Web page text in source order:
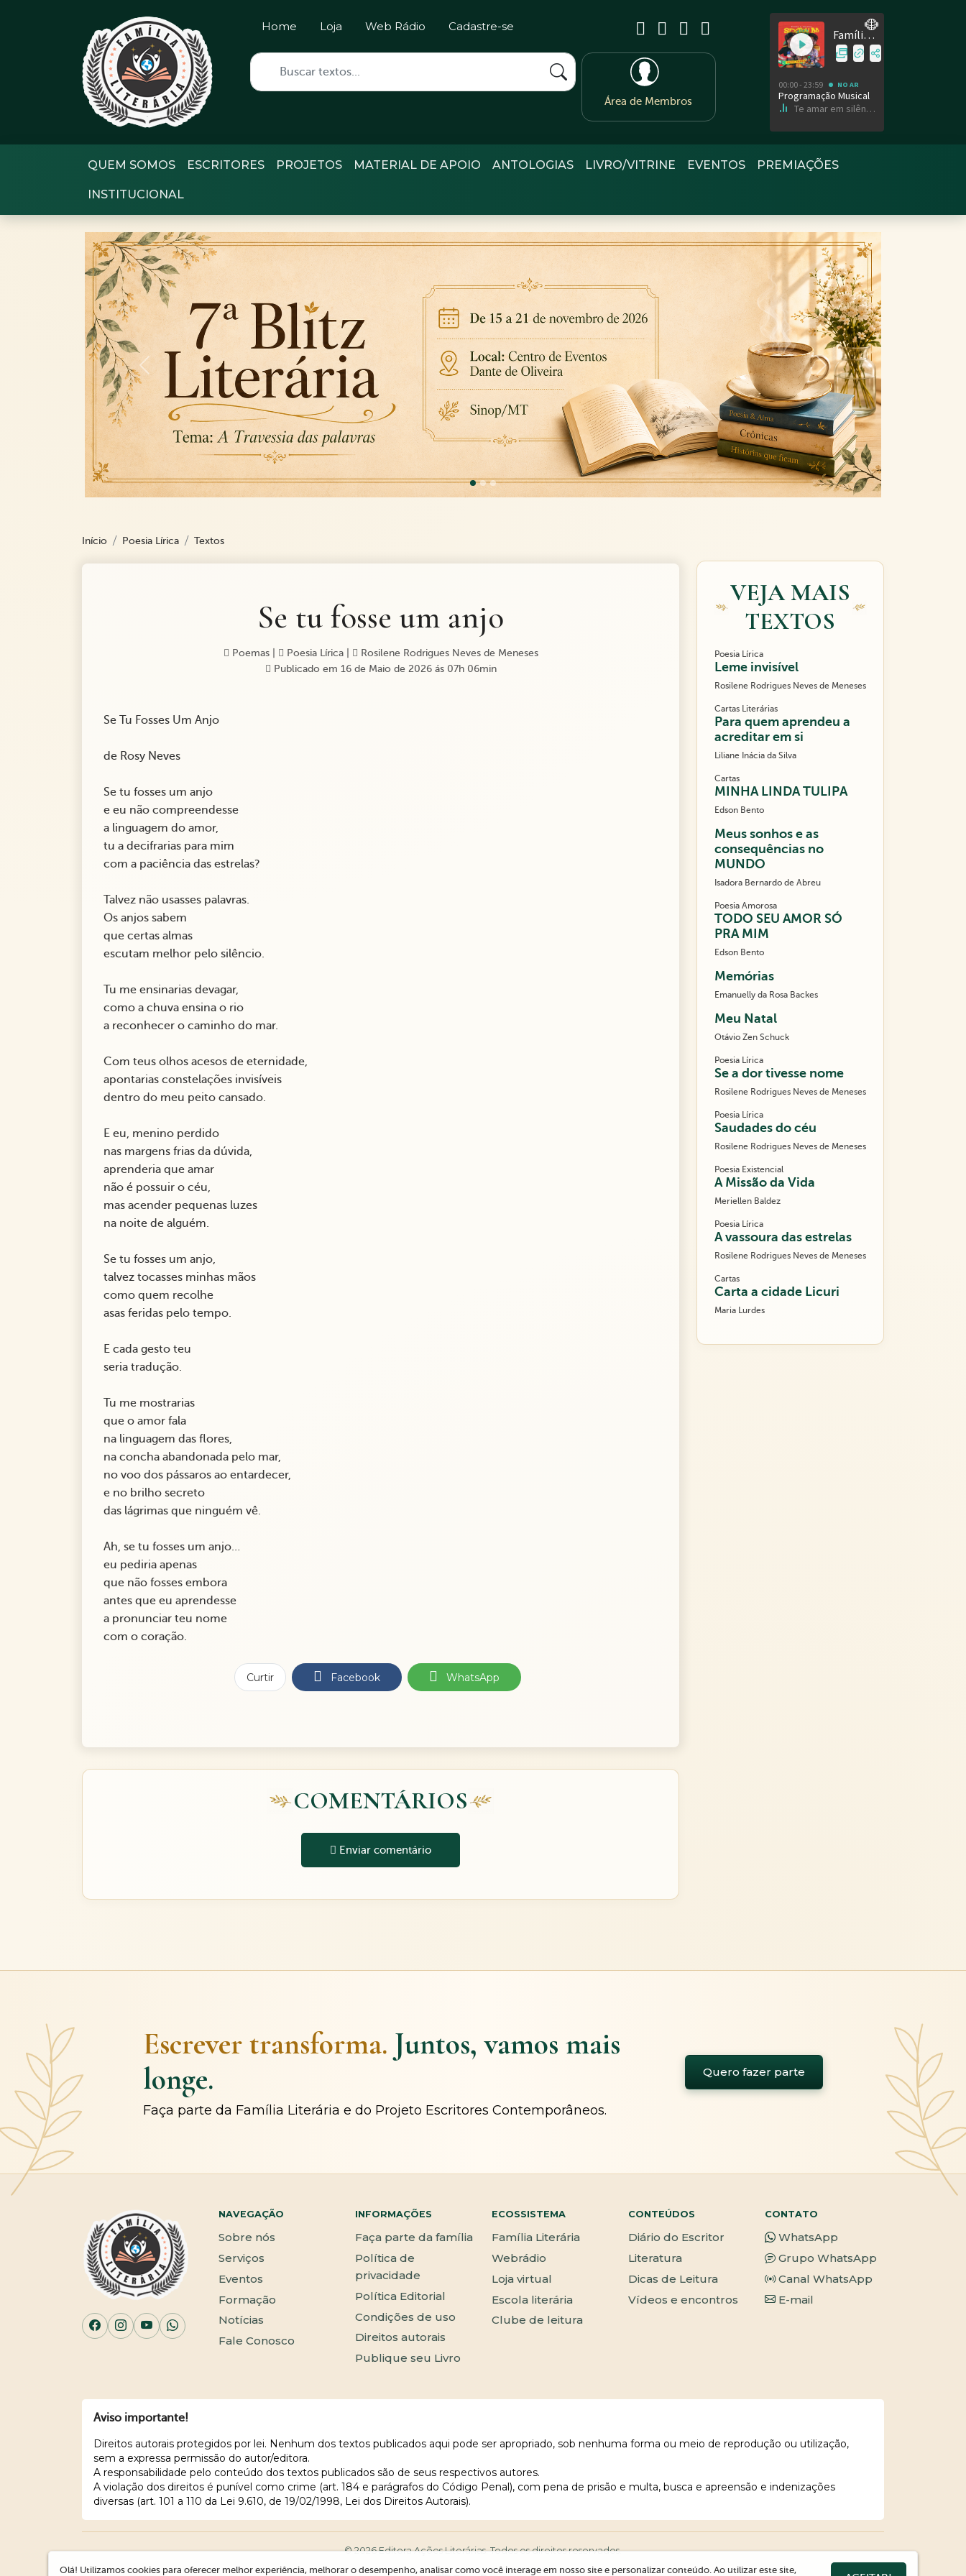
Home Loja Web Rádio Cadastre-se
Área de Membros
QUEM SOMOS ESCRITORES PROJETOS MATERIAL DE APOIO ANTOLOGIAS LIVRO/VITRINE EVENTOS PREMIAÇÕES
INSTITUCIONAL
Previous Next
Início Poesia Lírica Textos
Se tu fosse um anjo
Poemas| Poesia Lírica
Rosilene Rodrigues Neves de Meneses
Publicado em 16 de Maio de 2026 ás 07h 06min
Se Tu Fosses Um Anjo
de Rosy Neves
Se tu fosses um anjo
e eu não compreendesse
a linguagem do amor,
tu a decifrarias para mim
com a paciência das estrelas?
Talvez não usasses palavras.
Os anjos sabem
que certas almas
escutam melhor pelo silêncio.
Tu me ensinarias devagar,
como a chuva ensina o rio
a reconhecer o caminho do mar.
Com teus olhos acesos de eternidade,
apontarias constelações invisíveis
dentro do meu peito cansado.
E eu, menino perdido
nas margens frias da dúvida,
aprenderia que amar
não é possuir o céu,
mas acender pequenas luzes
na noite de alguém.
Se tu fosses um anjo,
talvez tocasses minhas mãos
como quem recolhe
asas feridas pelo tempo.
E cada gesto teu
seria tradução.
Tu me mostrarias
que o amor fala
na linguagem das flores,
na concha abandonada pelo mar,
no voo dos pássaros ao entardecer,
e no brilho secreto
das lágrimas que ninguém vê.
Ah, se tu fosses um anjo…
eu pediria apenas
que não fosses embora
antes que eu aprendesse
a pronunciar teu nome
com o coração.
Curtir Facebook WhatsApp
COMENTÁRIOS
Enviar comentário
VEJA MAIS
TEXTOS
Poesia Lírica
Leme invisível
Rosilene Rodrigues Neves de Meneses
Cartas Literárias
Para quem aprendeu a
acreditar em si
Liliane Inácia da Silva
Cartas
MINHA LINDA TULIPA
Edson Bento
Meus sonhos e as
consequências no
MUNDO
Isadora Bernardo de Abreu
Poesia Amorosa
TODO SEU AMOR SÓ
PRA MIM
Edson Bento
Memórias
Emanuelly da Rosa Backes
Meu Natal
Otávio Zen Schuck
Poesia Lírica
Se a dor tivesse nome
Rosilene Rodrigues Neves de Meneses
Poesia Lírica
Saudades do céu
Rosilene Rodrigues Neves de Meneses
Poesia Existencial
A Missão da Vida
Meriellen Baldez
Poesia Lírica
A vassoura das estrelas
Rosilene Rodrigues Neves de Meneses
Cartas
Carta a cidade Licuri
Maria Lurdes
Escrever transforma. Juntos, vamos mais
longe.
Faça parte da Família Literária e do Projeto Escritores Contemporâneos.
Quero fazer parte
NAVEGAÇÃO
Sobre nós
Serviços
Eventos
Formação
Notícias
Fale Conosco
INFORMAÇÕES
Faça parte da família
Política de
privacidade
Política Editorial
Condições de uso
Direitos autorais
Publique seu Livro
ECOSSISTEMA
Família Literária
Webrádio
Loja virtual
Escola literária
Clube de leitura
CONTEÚDOS
Diário do Escritor
Literatura
Dicas de Leitura
Vídeos e encontros
CONTATO
WhatsApp
Grupo WhatsApp
Canal WhatsApp
E-mail
Aviso importante!
Direitos autorais protegidos por lei. Nenhum dos textos publicados aqui pode ser apropriado, sob nenhuma forma ou meio de reprodução ou utilização,
sem a expressa permissão do autor/editora.
A responsabilidade pelo conteúdo dos textos publicados são de seus respectivos autores.
A violação dos direitos é punível como crime (art. 184 e parágrafos do Código Penal), com pena de prisão e multa, busca e apreensão e indenizações
diversas (art. 101 a 110 da Lei 9.610, de 19/02/1998, Lei dos Direitos Autorais).
© 2026 Editora Ações Literárias. Todos os direitos reservados.
Olá! Utilizamos cookies para oferecer melhor experiência, melhorar o desempenho, analisar como você interage em nosso site e personalizar conteúdo. Ao utilizar este site,